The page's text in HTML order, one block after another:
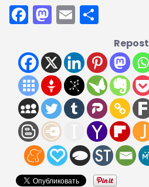
Facebook
Mastodon
Email
Repost